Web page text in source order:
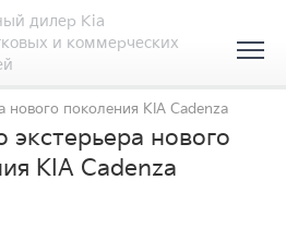
дилер Kia
и коммерческих
нового поколения KIA Cadenza
нового
KIA Cadenza